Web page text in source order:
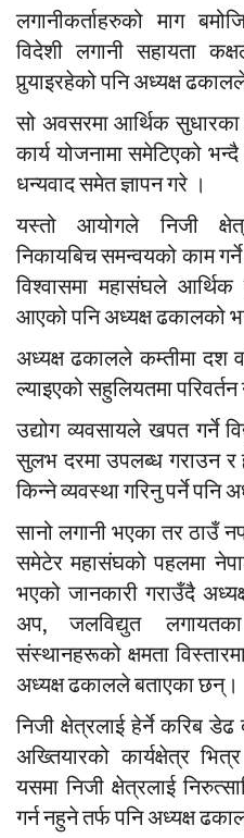
लगानीकर्ताहरुको माग
विदेशी लगानी सहायता
पुर्‍याइरहेको पनि अध्यक्ष
सो अवसरमा आर्थिक
कार्य योजनामा समेटिएको
धन्यवाद समेत ज्ञापन गरे ।
यस्तो आयोगले निजी
निकायबिच समन्वयको काम
विश्वासमा महासंघले
आएको पनि अध्यक्ष ढकालको
अध्यक्ष ढकालले कम्तीमा दश
ल्याइएको सहुलियतमा
उद्योग व्यवसायले खपत गर्ने
सुलभ दरमा उपलब्ध गराउन र
किन्ने व्यवस्था गरिनु पर्ने
सानो लगानी भएका तर ठाउँ
समेटेर महासंघको पहलमा
भएको जानकारी गराउँदै
अप, जलविद्युत
संस्थानहरूको क्षमता
अध्यक्ष ढकालले बताएका छन्।
निजी क्षेत्रलाई हेर्ने करिब
अख्तियारको कार्यक्षेत्र
यसमा निजी क्षेत्रलाई
गर्न नहुने तर्फ पनि अध्यक्ष